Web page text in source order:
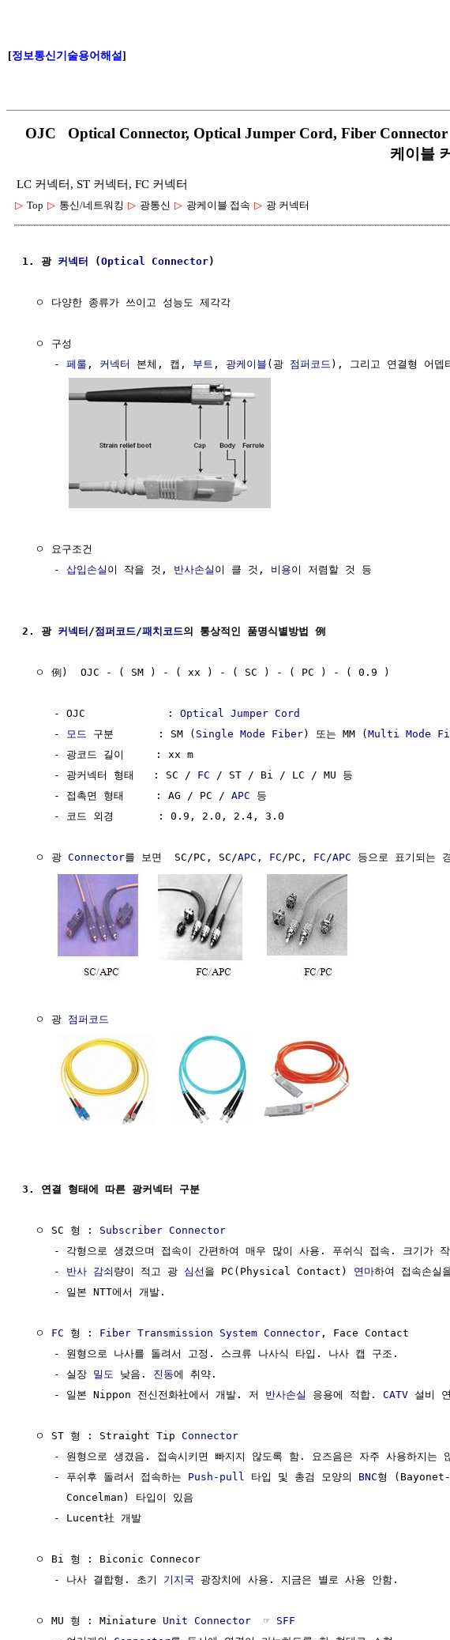
[정보통신기술용어해설]
OJC Optical Connector, Optical Jumper Cord, Fiber
케이블
LC 커넥터, ST 커넥터, FC 커넥터
▷ Top ▷ 통신/네트워킹 ▷ 광통신 ▷ 광케이블 접속 ▷ 광 커넥터
1. 광 커넥터 (Optical Connector)
  ㅇ 다양한 종류가 쓰이고 성능도 제각각
  ㅇ 구성
     -
페룰 , 커넥터 본체, 캡, 부트 , 광케이블 (광 점퍼코드 ), 그리고 연결형 어뎁
  ㅇ 요구조건
     -
삽입손실 이 작을 것, 반사손실 이 클 것, 비용이 저렴할 것 등
2. 광 커넥터 /점퍼코드/패치코드의 통상적인 품명식별방법 例
  ㅇ 例)  OJC - ( SM ) - ( xx ) - ( SC ) - ( PC ) - ( 0.9 )
     - OJC             :
Optical
Jumper Cord
     -
모드 구분       : SM ( Single Mode Fiber) 또는 MM (Multi Mode
     - 광코드 길이     : xx m
     - 광커넥터 형태   : SC /
FC / ST / Bi / LC / MU 등
     - 접촉면 형태     : AG / PC /
APC 등
     - 코드 외경       : 0.9, 2.0, 2.4, 3.0
  ㅇ 광
Connector를 보면  SC/PC, SC/APC , FC /PC, FC /APC 등으로 표기되는
  ㅇ 광
점퍼코드
3. 연결 형태에 따른 광커넥터 구분
  ㅇ SC 형 :
Subscriber Connector
- 각형으로 생겼으며 접속이 간편하여 매우 많이 사용. 푸쉬식 접속. 크기가
     -
반사 감쇠 량이 적고 광 심선 을 PC(Physical Contact) 연마하여 접속손실
     - 일본 NTT에서 개발.
  ㅇ
FC 형 : Fiber Transmission System Connector , Face Contact
     - 원형으로 나사를 돌려서 고정. 스크류 나사식 타입. 나사 캡 구조.
     - 실장
밀도 낮음. 진동에 취약.
     - 일본 Nippon 전신전화社에서 개발. 저
반사손실 응용에 적합. CATV 설비
  ㅇ ST 형 : Straight Tip
Connector
- 원형으로 생겼음. 접속시키면 빠지지 않도록 함. 요즈음은 자주 사용하지는
     - 푸쉬후 돌려서 접속하는
Push-pull 타입 및 총검 모양의 BNC형
       Concelman) 타입이 있음
     - Lucent社 개발
  ㅇ Bi 형 : Biconic Connecor
     - 나사 결합형. 초기
기지국 광장치에 사용. 지금은 별로 사용 안함.
  ㅇ MU 형 : Miniature
Unit Connector
  ☞
SFF